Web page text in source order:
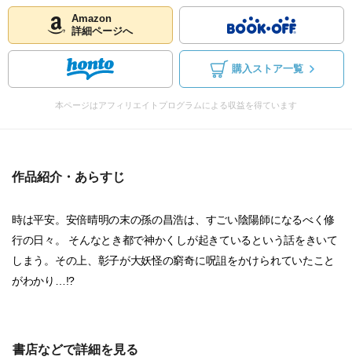
Amazon
詳細ページへ
購入ストア一覧
本ページはアフィリエイトプログラムによる収益を得ています
作品紹介・あらすじ
時は平安。安倍晴明の末の孫の昌浩は、すごい陰陽師になるべく修
行の日々。 そんなとき都で神かくしが起きているという話をきいて
しまう。その上、彰子が大妖怪の窮奇に呪詛をかけられていたこと
がわかり…!?
書店などで詳細を見る